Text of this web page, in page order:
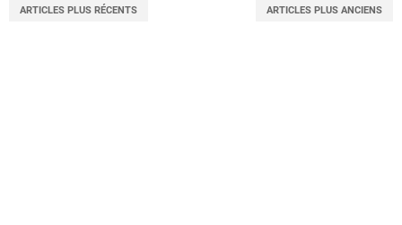
ARTICLES PLUS RÉCENTS ARTICLES PLUS ANCIENS